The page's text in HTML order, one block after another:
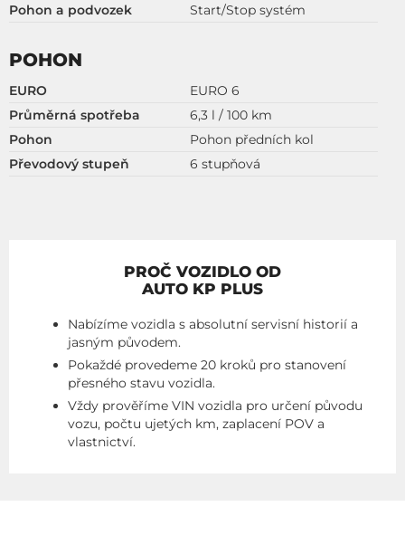
Pohon a podvozek
Start/Stop systém
POHON
EURO
EURO 6
Průměrná spotřeba
6,3 l / 100 km
Pohon
Pohon předních kol
Převodový stupeň
6 stupňová
PROČ VOZIDLO OD
AUTO KP PLUS
Nabízíme vozidla s absolutní servisní historií a
jasným původem.
Pokaždé provedeme 20 kroků pro stanovení
přesného stavu vozidla.
Vždy prověříme VIN vozidla pro určení původu
vozu, počtu ujetých km, zaplacení POV a
vlastnictví.